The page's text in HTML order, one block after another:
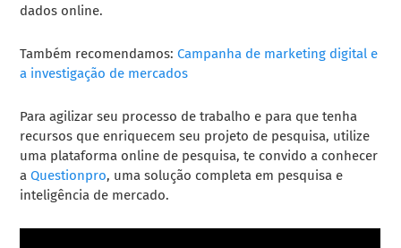
dados online.
Também recomendamos:Campanha de marketing digital e
a investigação de mercados
Para agilizar seu processo de trabalho e para que tenha
recursos que enriquecem seu projeto de pesquisa, utilize
uma plataforma online de pesquisa, te convido a conhecer
a Questionpro, uma solução completa em pesquisa e
inteligência de mercado.